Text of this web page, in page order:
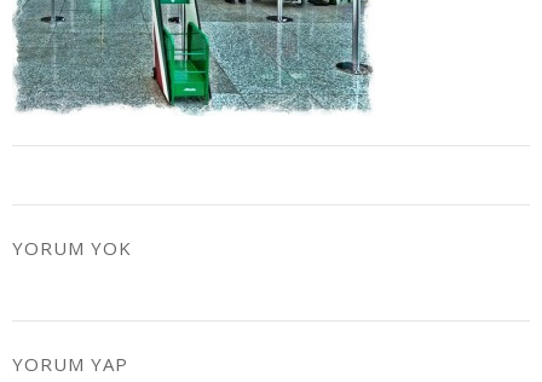
YORUM YOK
YORUM YAP